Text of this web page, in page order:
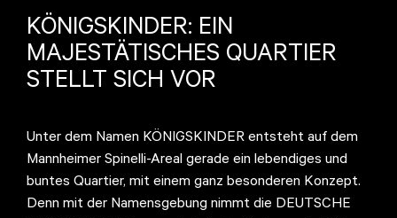
KÖNIGSKINDER: EIN
MAJESTÄTISCHES QUARTIER
STELLT SICH VOR
Unter dem Namen KÖNIGSKINDER entsteht auf dem
Mannheimer Spinelli-Areal gerade ein lebendiges und
buntes Quartier, mit einem ganz besonderen Konzept.
Denn mit der Namensgebung nimmt die DEUTSCHE